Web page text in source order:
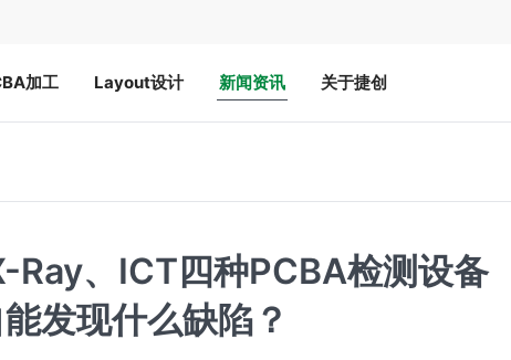
加工 Layout设计 新闻资讯 关于捷创
Ray、ICT四种PCBA检测设备
发现什么缺陷？